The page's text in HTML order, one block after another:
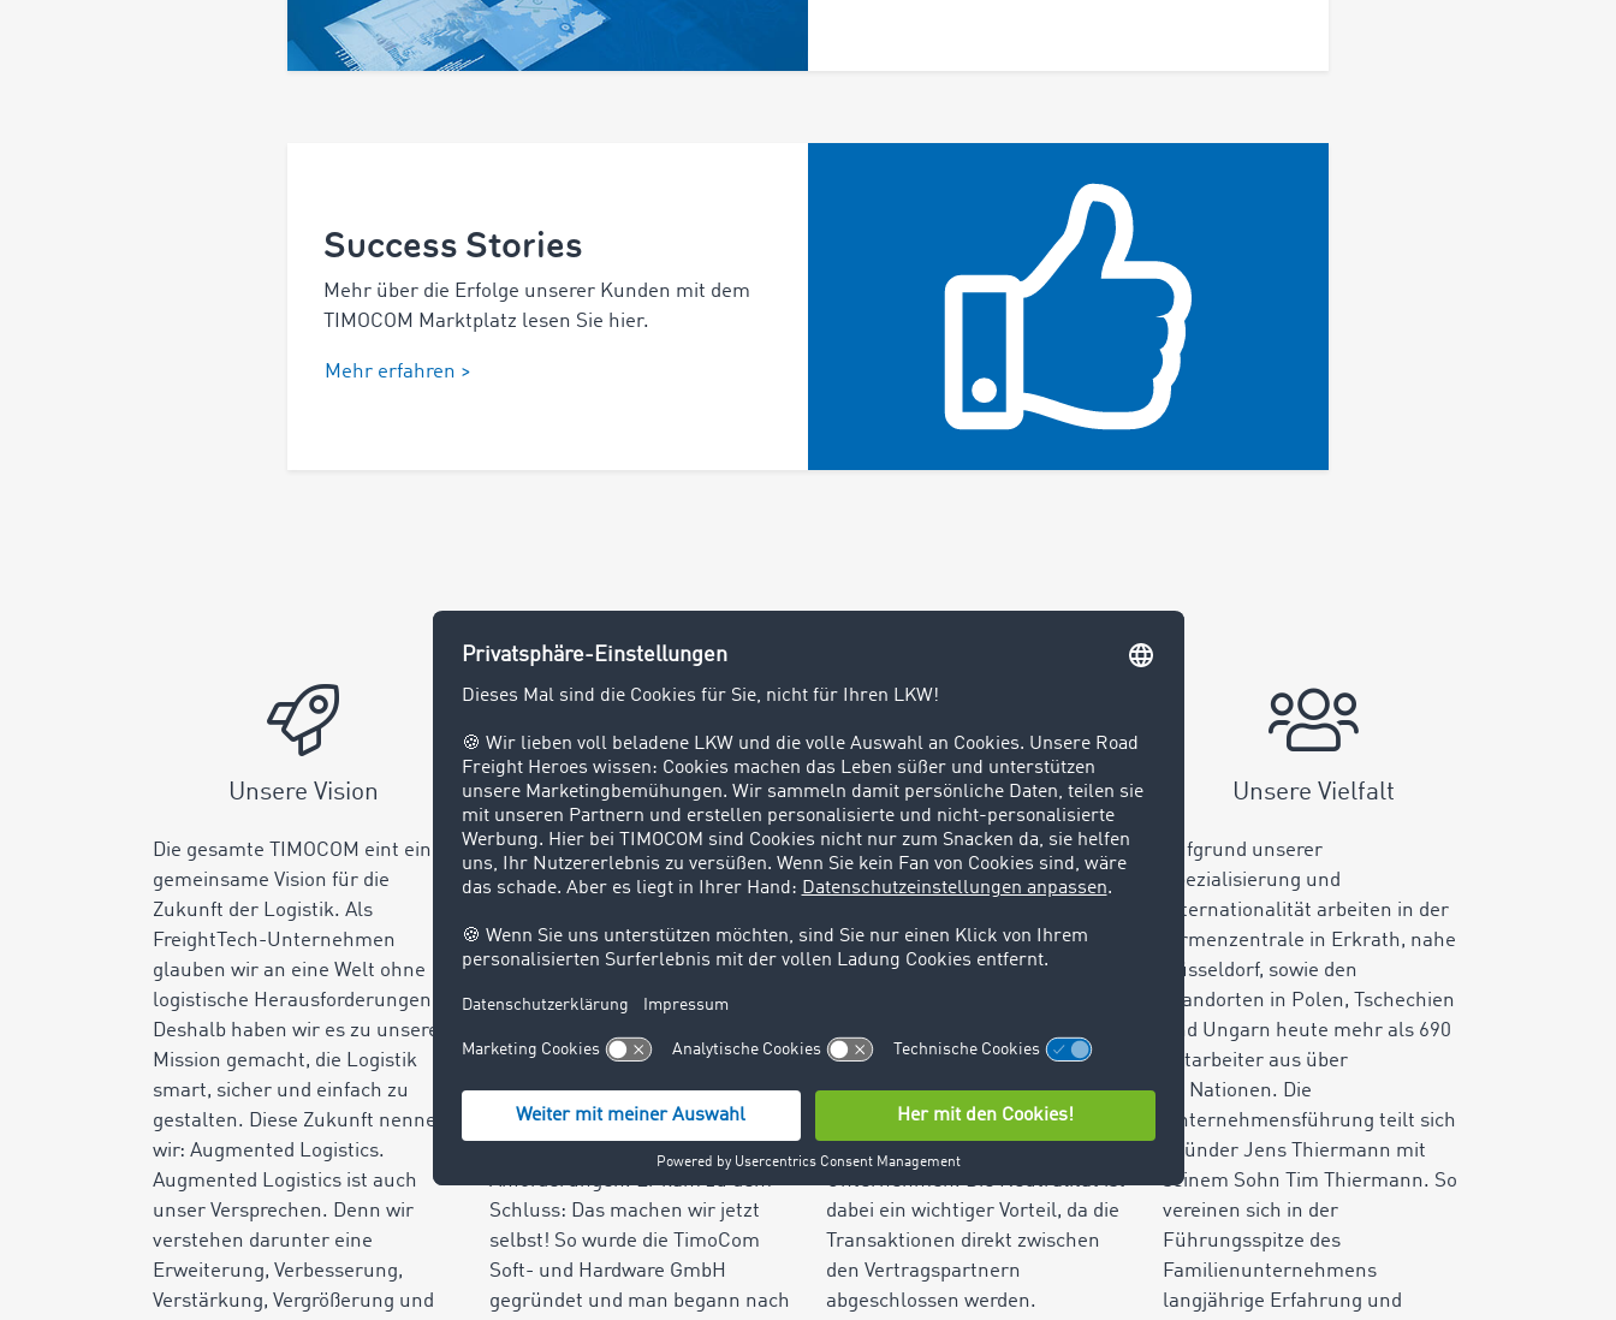
Success Stories
Mehr über die Erfolge unserer Kunden mit dem
TIMOCOM Marktplatz lesen Sie hier.
Mehr erfahren >
Unsere Vision
Die gesamte TIMOCOM eint eine
gemeinsame Vision für die
Zukunft der Logistik. Als
FreightTech-Unternehmen
glauben wir an eine Welt ohne
logistische Herausforderungen.
Deshalb haben wir es zu unserer
Mission gemacht, die Logistik
smart, sicher und einfach zu
gestalten. Diese Zukunft nennen
wir: Augmented Logistics.
Augmented Logistics ist auch
unser Versprechen. Denn wir
verstehen darunter eine
Erweiterung, Verbesserung,
Verstärkung, Vergrößerung und
Unsere Erfolgsgeschichte
Fehlende digitale Lösungen sind
nicht nur heute unser Antrieb,
die Gründung des
Unternehmens. Im April 1997
suchte der Spediteur Jens
Thiermann nach einer
europaweiten Vergabeplattform
für Transportaufträge. Doch was
er fand, entsprach einfach nicht
seinen Vorstellungen und
Anforderungen. Er kam zu dem
Schluss: Das machen wir jetzt
selbst! So wurde die TimoCom
Soft- und Hardware GmbH
gegründet und man begann nach
Unser Angebot
Als Wegbereiter und
Wegbegleiter für die Vernetzung
wir den TIMOCOM Marktplatz, in
dem täglich bis zu 1 Million
Laderaumangebote eingestellt
und verarbeitet werden. Teil des
Systems ist auch unser
neutrales Netzwerk aus über
58.000 geprüften
Unternehmen. Die Neutralität ist
dabei ein wichtiger Vorteil, da die
Transaktionen direkt zwischen
den Vertragspartnern
abgeschlossen werden.
Unsere Vielfalt
Aufgrund unserer
Spezialisierung und
Internationalität arbeiten in der
Firmenzentrale in Erkrath, nahe
Düsseldorf, sowie den
Standorten in Polen, Tschechien
und Ungarn heute mehr als 690
Mitarbeiter aus über
40 Nationen. Die
Unternehmensführung teilt sich
Gründer Jens Thiermann mit
seinem Sohn Tim Thiermann. So
vereinen sich in der
Führungsspitze des
Familienunternehmens
langjährige Erfahrung und